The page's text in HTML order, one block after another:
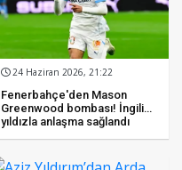
24 Haziran 2026, 21:22
Fenerbahçe'den Mason
Greenwood bombası! İngiliz
yıldızla anlaşma sağlandı